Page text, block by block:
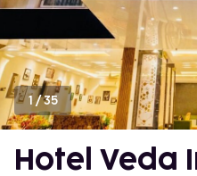
1/35
Hotel Veda